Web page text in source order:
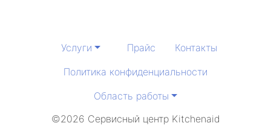
Услуги Прайс
Контакты
Политика конфиденциальности
Область работы
©2026 Сервисный центр Kitchenaid